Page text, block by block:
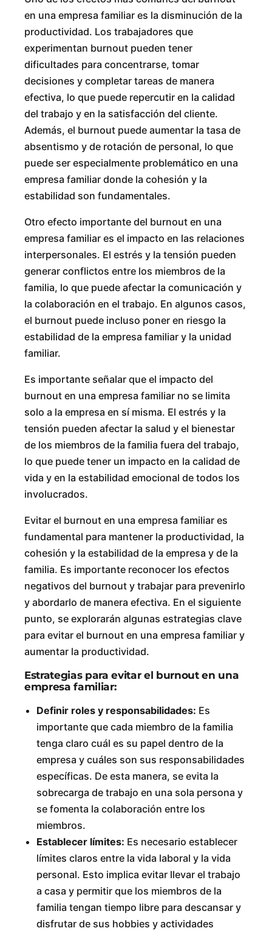
en una empresa familiar es la disminución de la
productividad. Los trabajadores que
experimentan burnout pueden tener
dificultades para concentrarse, tomar
decisiones y completar tareas de manera
efectiva, lo que puede repercutir en la calidad
del trabajo y en la satisfacción del cliente.
Además, el burnout puede aumentar la tasa de
absentismo y de rotación de personal, lo que
puede ser especialmente problemático en una
empresa familiar donde la cohesión y la
estabilidad son fundamentales.
Otro efecto importante del burnout en una
empresa familiar es el impacto en las relaciones
interpersonales. El estrés y la tensión pueden
generar conflictos entre los miembros de la
familia, lo que puede afectar la comunicación y
la colaboración en el trabajo. En algunos casos,
el burnout puede incluso poner en riesgo la
estabilidad de la empresa familiar y la unidad
familiar.
Es importante señalar que el impacto del
burnout en una empresa familiar no se limita
solo a la empresa en sí misma. El estrés y la
tensión pueden afectar la salud y el bienestar
de los miembros de la familia fuera del trabajo,
lo que puede tener un impacto en la calidad de
vida y en la estabilidad emocional de todos los
involucrados.
Evitar el burnout en una empresa familiar es
fundamental para mantener la productividad, la
cohesión y la estabilidad de la empresa y de la
familia. Es importante reconocer los efectos
negativos del burnout y trabajar para prevenirlo
y abordarlo de manera efectiva. En el siguiente
punto, se explorarán algunas estrategias clave
para evitar el burnout en una empresa familiar y
aumentar la productividad.
Estrategias para evitar el burnout en una
empresa familiar:
Definir roles y responsabilidades: Es
importante que cada miembro de la familia
tenga claro cuál es su papel dentro de la
empresa y cuáles son sus responsabilidades
específicas. De esta manera, se evita la
sobrecarga de trabajo en una sola persona y
se fomenta la colaboración entre los
miembros.
Establecer límites: Es necesario establecer
límites claros entre la vida laboral y la vida
personal. Esto implica evitar llevar el trabajo
a casa y permitir que los miembros de la
familia tengan tiempo libre para descansar y
disfrutar de sus hobbies y actividades